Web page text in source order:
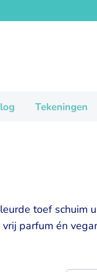
Tekeningen
toef schuim
parfum én